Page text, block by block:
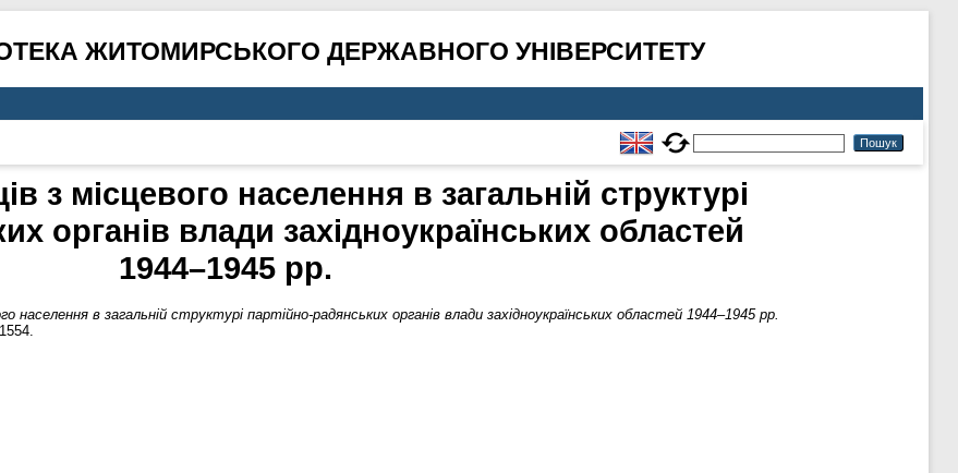
ЖИТОМИРСЬКОГО ДЕРЖАВНОГО УНІВЕРСИТЕТУ
з місцевого населення в загальній структурі
органів влади західноукраїнських областей
1944–1945 рр.
населення в загальній структурі партійно-радянських органів влади західноукраїнських областей 1944–1945 рр.